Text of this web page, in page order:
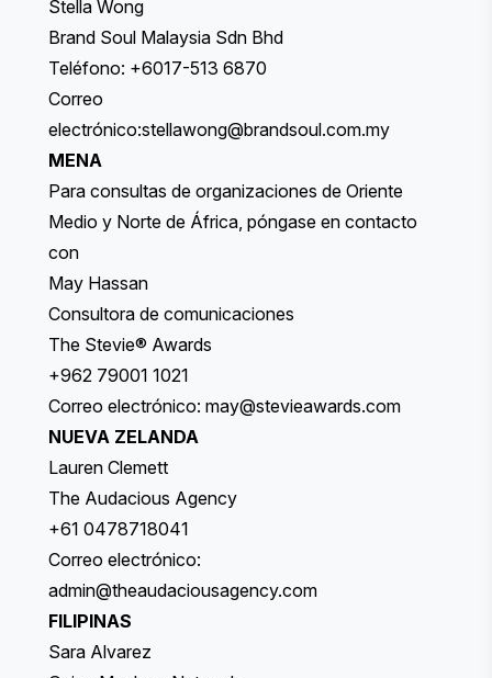
Stella Wong
Brand Soul Malaysia Sdn Bhd
Teléfono: +6017-513 6870
Correo
electrónico:stellawong@brandsoul.com.my
MENA
Para consultas de organizaciones de Oriente
Medio y Norte de África, póngase en contacto
con
May Hassan
Consultora de comunicaciones
The Stevie® Awards
+962 79001 1021
Correo electrónico: may@stevieawards.com
NUEVA ZELANDA
Lauren Clemett
The Audacious Agency
+61 0478718041
Correo electrónico:
admin@theaudaciousagency.com
FILIPINAS
Sara Alvarez